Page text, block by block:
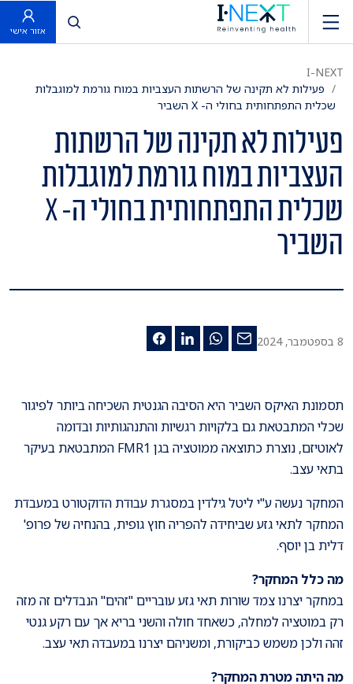
פתח חיפוש
אזור אישי
I-NEXT
פעילות לא תקינה של הרשתות העצביות במוח גורמת למוגבלות
שכלית התפתחותית בחולי ה- X השביר
פעילות לא תקינה של הרשתות
העצביות במוח גורמת למוגבלות
שכלית התפתחותית בחולי ה- X
השביר
8 בספטמבר, 2024
תסמונת האיקס השביר היא הסיבה הגנטית השכיחה ביותר לפיגור
שכלי המתבטאת גם בלקויות רגשיות והתנהגותיות ובדומה
לאוטיזם, נוצרת כתוצאה ממוטציה בגן FMR1 המתבטאת בעיקר
בתאי עצב.
המחקר נעשה ע"י ליטל גילדין במסגרת עבודת הדוקטורט במעבדת
המחקר לתאי גזע שביחידה להפריה חוץ גופית, בהנחיה של פרופ'
דלית בן יוסף.
מה כלל המחקר?
במחקר יצרנו צמד שורות תאי גזע עובריים "זהים" הנבדלים זה מזה
רק במוטציה למחלה, כשאחד חולה והשני בריא אך עם רקע גנטי
זהה ולכן משמש כביקורת, ומשניהם יצרנו במעבדה תאי עצב.
מה היתה מטרת המחקר?